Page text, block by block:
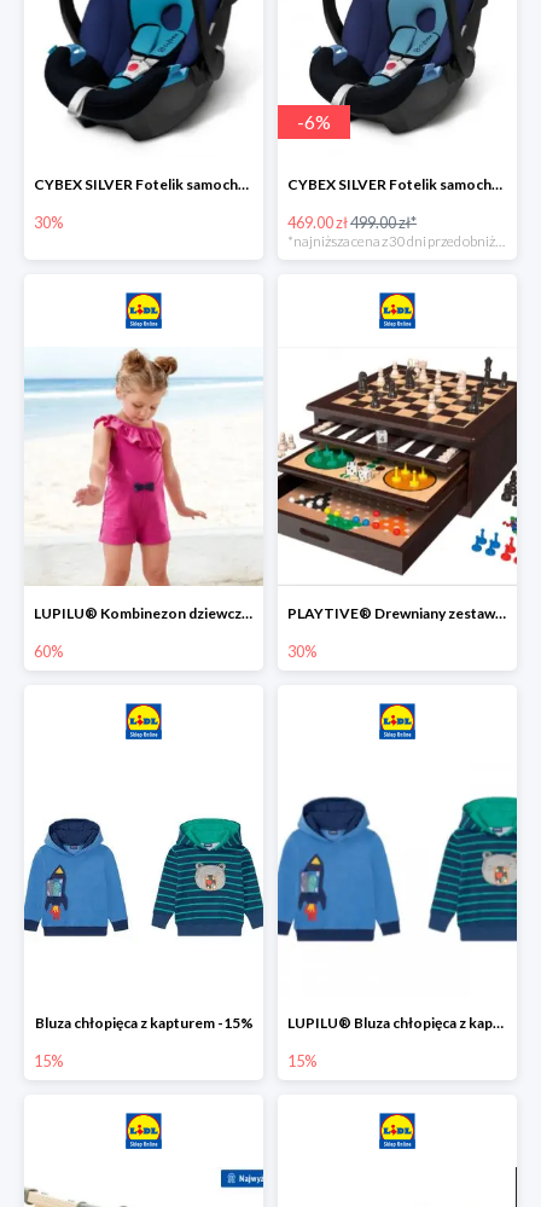
CYBEX SILVER Fotelik samochodowy -30%
30%
-6%
CYBEX SILVER Fotelik samochodowy + dostawa gratis!
469.00 zł499.00 zł*
*najniższa cena z 30 dni przed obniżką
LUPILU® Kombinezon dziewczęcy z bawełny
60%
PLAYTIVE® Drewniany zestaw gier 10 w 1
30%
Bluza chłopięca z kapturem -15%
15%
LUPILU® Bluza chłopięca z kapturem
15%